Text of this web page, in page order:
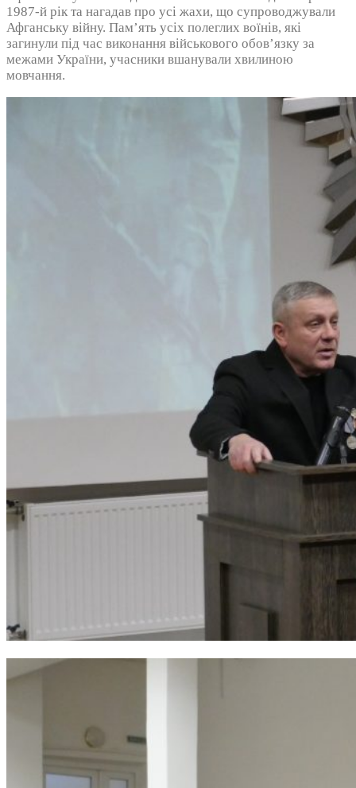
1987-й рік та нагадав про усі жахи, що супроводжували
Афганську війну. Пам’ять усіх полеглих воїнів, які
загинули під час виконання військового обов’язку за
межами України, учасники вшанували хвилиною
мовчання.